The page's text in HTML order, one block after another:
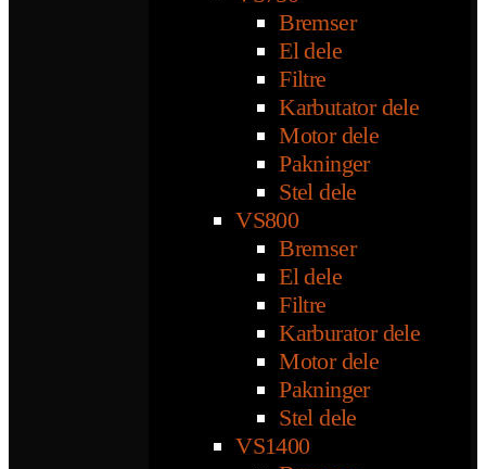
Bremser
El dele
Filtre
Karbutator dele
Motor dele
Pakninger
Stel dele
VS800
Bremser
El dele
Filtre
Karburator dele
Motor dele
Pakninger
Stel dele
VS1400